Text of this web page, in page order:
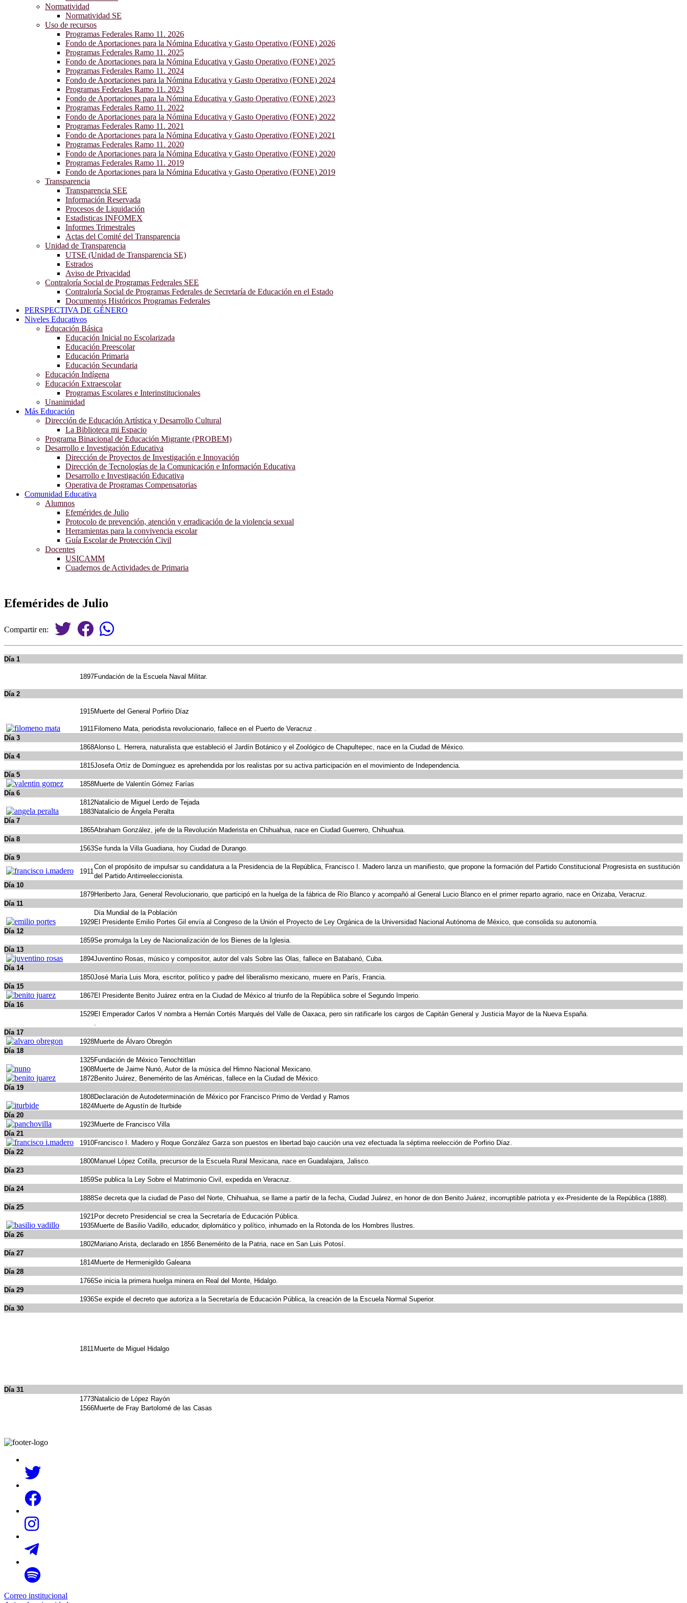
Normatividad
Normatividad SE
Uso de recursos
Programas Federales Ramo 11. 2026
Fondo de Aportaciones para la Nómina Educativa y Gasto Operativo (FONE) 2026
Programas Federales Ramo 11. 2025
Fondo de Aportaciones para la Nómina Educativa y Gasto Operativo (FONE) 2025
Programas Federales Ramo 11. 2024
Fondo de Aportaciones para la Nómina Educativa y Gasto Operativo (FONE) 2024
Programas Federales Ramo 11. 2023
Fondo de Aportaciones para la Nómina Educativa y Gasto Operativo (FONE) 2023
Programas Federales Ramo 11. 2022
Fondo de Aportaciones para la Nómina Educativa y Gasto Operativo (FONE) 2022
Programas Federales Ramo 11. 2021
Fondo de Aportaciones para la Nómina Educativa y Gasto Operativo (FONE) 2021
Programas Federales Ramo 11. 2020
Fondo de Aportaciones para la Nómina Educativa y Gasto Operativo (FONE) 2020
Programas Federales Ramo 11. 2019
Fondo de Aportaciones para la Nómina Educativa y Gasto Operativo (FONE) 2019
Transparencia
Transparencia SEE
Información Reservada
Procesos de Liquidación
Estadisticas INFOMEX
Informes Trimestrales
Actas del Comité del Transparencia
Unidad de Transparencia
UTSE (Unidad de Transparencia SE)
Estrados
Aviso de Privacidad
Contraloría Social de Programas Federales SEE
Contraloría Social de Programas Federales de Secretaría de Educación en el Estado
Documentos Históricos Programas Federales
PERSPECTIVA DE GÉNERO
Niveles Educativos
Educación Básica
Educación Inicial no Escolarizada
Educación Preescolar
Educación Primaria
Educación Secundaria
Educación Indígena
Educación Extraescolar
Programas Escolares e Interinstitucionales
Unanimidad
Más Educación
Dirección de Educación Artística y Desarrollo Cultural
La Biblioteca mi Espacio
Programa Binacional de Educación Migrante (PROBEM)
Desarrollo e Investigación Educativa
Dirección de Proyectos de Investigación e Innovación
Dirección de Tecnologías de la Comunicación e Información Educativa
Desarrollo e Investigación Educativa
Operativa de Programas Compensatorias
Comunidad Educativa
Alumnos
Efemérides de Julio
Protocolo de prevención, atención y erradicación de la violencia sexual
Herramientas para la convivencia escolar
Guía Escolar de Protección Civil
Docentes
USICAMM
Cuadernos de Actividades de Primaria
Efemérides de Julio
Compartir en:
Día 1
1897Fundación de la Escuela Naval Militar.
Día 2
1915Muerte del General Porfirio Díaz
1911 Filomeno Mata, periodista revolucionario, fallece en el Puerto de Veracruz .
Día 3
1868Alonso L. Herrera, naturalista que estableció el Jardín Botánico y el Zoológico de Chapultepec, nace en la Ciudad de México.
Día 4
1815Josefa Ortíz de Domínguez es aprehendida por los realistas por su activa participación en el movimiento de Independencia.
Día 5
1858Muerte de Valentín Gómez Farías
Día 6
1812Natalicio de Miguel Lerdo de Tejada
1883Natalicio de Ángela Peralta
Día 7
1865Abraham González, jefe de la Revolución Maderista en Chihuahua, nace en Ciudad Guerrero, Chihuahua.
Día 8
1563Se funda la Villa Guadiana, hoy Ciudad de Durango.
Día 9
1911
Con el propósito de impulsar su candidatura a la Presidencia de la República, Francisco I. Madero lanza un manifiesto, que propone la formación del Partido Constitucional Progresista en sustitución
del Partido Antirreeleccionista.
Día 10
1879Heriberto Jara, General Revolucionario, que participó en la huelga de la fábrica de Río Blanco y acompañó al General Lucio Blanco en el primer reparto agrario, nace en Orizaba, Veracruz.
Día 11
Día Mundial de la Población
1929El Presidente Emilio Portes Gil envía al Congreso de la Unión el Proyecto de Ley Orgánica de la Universidad Nacional Autónoma de México, que consolida su autonomía.
Día 12
1859Se promulga la Ley de Nacionalización de los Bienes de la Iglesia.
Día 13
1894Juventino Rosas, músico y compositor, autor del vals Sobre las Olas, fallece en Batabanó, Cuba.
Día 14
1850José María Luis Mora, escritor, político y padre del liberalismo mexicano, muere en París, Francia.
Día 15
1867El Presidente Benito Juárez entra en la Ciudad de México al triunfo de la República sobre el Segundo Imperio.
Día 16
1529El Emperador Carlos V nombra a Hernán Cortés Marqués del Valle de Oaxaca, pero sin ratificarle los cargos de Capitán General y Justicia Mayor de la Nueva España.
Día 17
1928Muerte de Álvaro Obregón
Día 18
1325Fundación de México Tenochtitlan
1908Muerte de Jaime Nunó, Autor de la música del Himno Nacional Mexicano.
1872Benito Juárez, Benemérito de las Américas, fallece en la Ciudad de México.
Día 19
1808Declaración de Autodeterminación de México por Francisco Primo de Verdad y Ramos
1824Muerte de Agustín de Iturbide
Día 20
1923Muerte de Francisco Villa
Día 21
1910Francisco I. Madero y Roque González Garza son puestos en libertad bajo caución una vez efectuada la séptima reelección de Porfirio Díaz.
Día 22
1800Manuel López Cotilla, precursor de la Escuela Rural Mexicana, nace en Guadalajara, Jalisco.
Día 23
1859Se publica la Ley Sobre el Matrimonio Civil, expedida en Veracruz.
Día 24
1888Se decreta que la ciudad de Paso del Norte, Chihuahua, se llame a partir de la fecha, Ciudad Juárez, en honor de don Benito Juárez, incorruptible patriota y ex-Presidente de la República (1888).
Día 25
1921 Por decreto Presidencial se crea la Secretaría de Educación Pública.
1935Muerte de Basilio Vadillo, educador, diplomático y político, inhumado en la Rotonda de los Hombres Ilustres.
Día 26
1802Mariano Arista, declarado en 1856 Benemérito de la Patria, nace en San Luis Potosí.
Día 27
1814Muerte de Hermenigildo Galeana
Día 28
1766Se inicia la primera huelga minera en Real del Monte, Hidalgo.
Día 29
1936Se expide el decreto que autoriza a la Secretaría de Educación Pública, la creación de la Escuela Normal Superior.
Día 30
1811 Muerte de Miguel Hidalgo
Día 31
1773Natalicio de López Rayón
1566Muerte de Fray Bartolomé de las Casas
Correo institucional